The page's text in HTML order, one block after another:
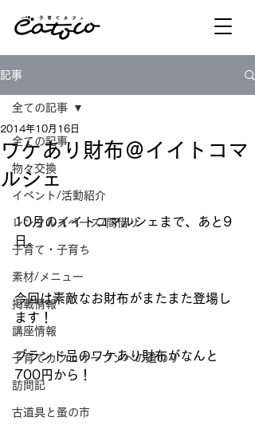
記事
全ての記事
物々交換
イベント/活動紹介
レンタルスペース/間借り
子育て・子育ち
素材/メニュー
掲載情報
講座情報
子育てカフェオープンへの道のり
訪問記
古道具と蚤の市
全ての記事
ワケあり財布＠イイトコマ
ルシェ
2014年10月16日
10月のイイトコマルシェまで、あと9
日。
今回は素敵なお財布がまたまた登場し
ます！
ブランド品のワケあり財布がなんと
700円から！